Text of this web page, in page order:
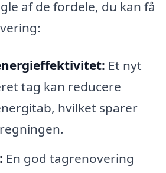
af de fordele, du kan få
Et nyt
tag kan reducere
hvilket sparer
En god tagrenovering